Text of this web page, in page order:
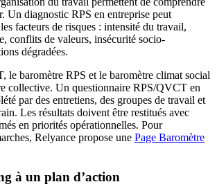
Un diagnostic RPS en entreprise peut
facteurs de risques : intensité du travail,
conflits de valeurs, insécurité socio-
dégradées.
le baromètre RPS et le baromètre climat social
collective. Un questionnaire RPS/QVCT en
par des entretiens, des groupes de travail et
Les résultats doivent être restitués avec
en priorités opérationnelles. Pour
Relyance propose une Page Baromètre
à un plan d’action